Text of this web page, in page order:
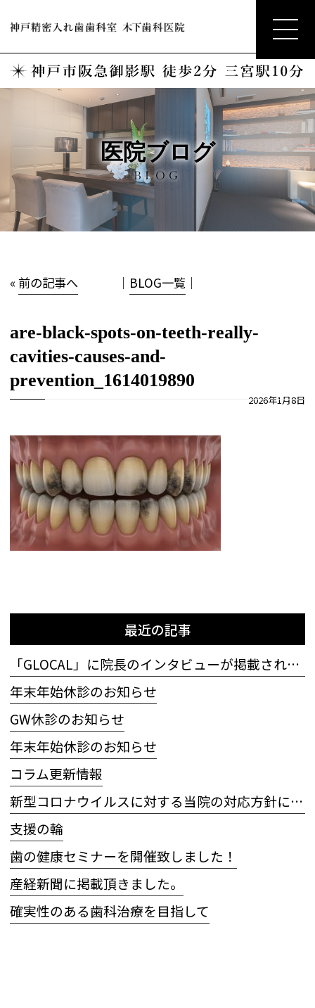
医院ブログ
BLOG
«前の記事へ │ BLOG一覧 │
are-black-spots-on-teeth-really-
cavities-causes-and-
prevention_1614019890
2026年1月8日
最近の記事
「GLOCAL」に院長のインタビューが掲載されました
年末年始休診のお知らせ
GW休診のお知らせ
年末年始休診のお知らせ
コラム更新情報
新型コロナウイルスに対する当院の対応方針について
支援の輪
歯の健康セミナーを開催致しました！
産経新聞に掲載頂きました。
確実性のある歯科治療を目指して